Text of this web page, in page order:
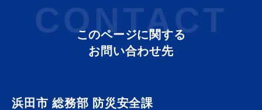
引っ越し・住まい 就職・退職
CONTACT
このページに関する
お問い合わせ先
浜田市 総務部 防災安全課